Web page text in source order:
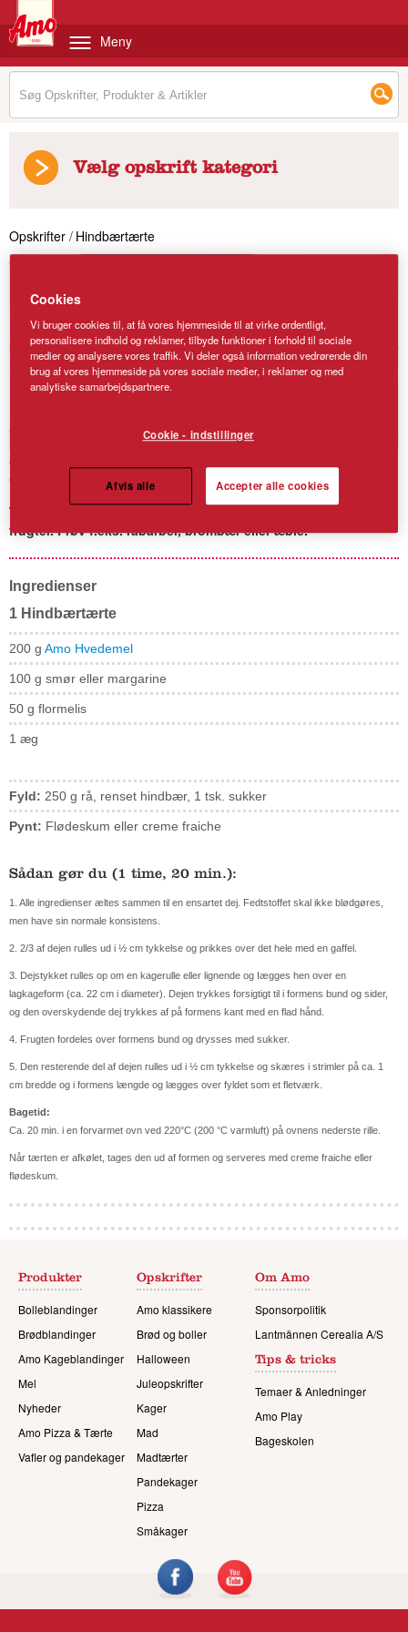
Meny
Vælg opskrift kategori
Opskrifter / Hindbærtærte
Hindbærtærte
Tip: Du kan skifte hind­bær ud med andre af sæsonens bær og
frugter. Prøv f.eks. rabarber, brombær eller æble.
Ingredienser
1 Hindbærtærte
200 g Amo Hvedemel
100 g smør eller margarine
50 g flormelis
1 æg
Fyld: 250 g rå, renset hindbær, 1 tsk. sukker
Pynt: Flødeskum eller creme fraiche
Sådan gør du (1 time, 20 min.):
1. Alle ingredienser æltes sammen til en ensartet dej. Fedtstoffet skal ikke blødgøres,
men have sin normale konsistens.
2. 2/3 af dejen rulles ud i ½ cm tykkelse og prikkes over det hele med en gaffel.
3. Dejstykket rulles op om en kagerulle eller lignende og Iægges hen over en
lagkageform (ca. 22 cm i diameter). Dejen trykkes forsigtigt til i formens bund og sider,
og den overskydende dej trykkes af på formens kant med en flad hånd.
4. Frugten fordeles over formens bund og drysses med sukker.
5. Den resterende del af dejen rulles ud i ½ cm tykkelse og skæres i strimler på ca. 1
cm bredde og i formens længde og lægges over fyldet som et fletværk.
Bagetid:
Ca. 20 min. i en forvarmet ovn ved 220°C (200 °C varmluft) på ovnens nederste rille.
Når tærten er afkølet, tages den ud af formen og serveres med creme fraiche eller
flødeskum.
Produkter
Bolleblandinger
Brødblandinger
Amo Kageblandinger
Mel
Nyheder
Amo Pizza & Tærte
Vafler og pandekager
Opskrifter
Amo klassikere
Brød og boller
Halloween
Juleopskrifter
Kager
Mad
Madtærter
Pandekager
Pizza
Småkager
Om Amo
Sponsorpolitik
Lantmännen Cerealia A/S
Tips & tricks
Temaer & Anledninger
Amo Play
Bageskolen
Cookies
Vi bruger cookies til, at få vores hjemmeside til at virke ordentligt,
personalisere indhold og reklamer, tilbyde funktioner i forhold til sociale
medier og analysere vores traffik. Vi deler også information vedrørende din
brug af vores hjemmeside på vores sociale medier, i reklamer og med
analytiske samarbejdspartnere.
Cookie - indstillinger
Afvis alle Accepter alle cookies